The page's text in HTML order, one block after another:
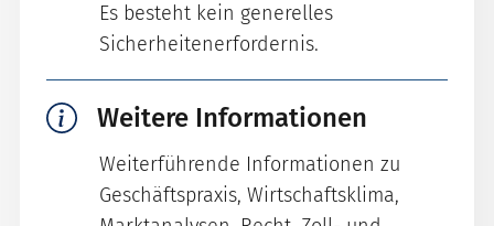
Es besteht kein generelles
Sicherheitenerfordernis.
Weitere Informationen
Weiterführende Informationen zu
Geschäftspraxis, Wirtschaftsklima,